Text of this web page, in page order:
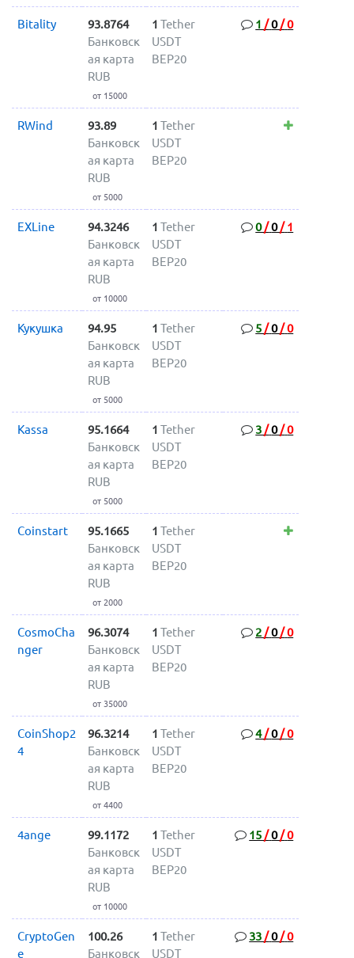
Bitality
93.8764
Банковск
ая карта
RUB
от 15000
1 Tether
USDT
BEP20
1 /0/0
RWind
93.89
Банковск
ая карта
RUB
от 5000
1 Tether
USDT
BEP20
EXLine
94.3246
Банковск
ая карта
RUB
от 10000
1 Tether
USDT
BEP20
0/0/ 1
Кукушка
94.95
Банковск
ая карта
RUB
от 5000
1 Tether
USDT
BEP20
5 /0/0
Kassa
95.1664
Банковск
ая карта
RUB
от 5000
1 Tether
USDT
BEP20
3 /0/0
Coinstart
95.1665
Банковск
ая карта
RUB
от 2000
1 Tether
USDT
BEP20
CosmoCha
nger
96.3074
Банковск
ая карта
RUB
от 35000
1 Tether
USDT
BEP20
2 /0/0
CoinShop2
4
96.3214
Банковск
ая карта
RUB
от 4400
1 Tether
USDT
BEP20
4/0/0
4ange
99.1172
Банковск
ая карта
RUB
от 10000
1 Tether
USDT
BEP20
15 /0/0
CryptoGen
e
100.26
Банковск
1 Tether
USDT
33 /0/0